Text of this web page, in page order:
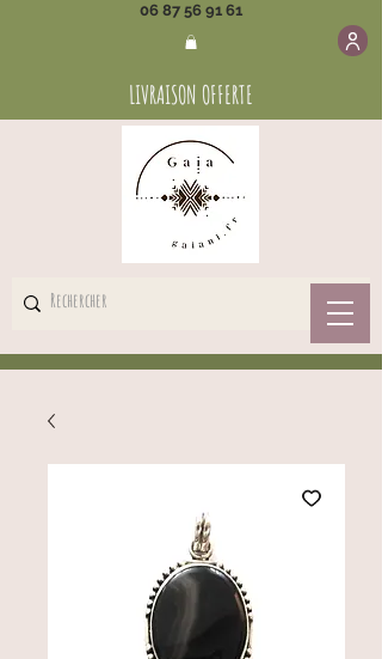
06 87 56 91 61
LIVRAISON OFFERTE